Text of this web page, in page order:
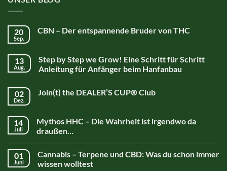
20
Sep.
CBN – Der entspannende Bruder von THC
13
Aug.
Step by Step we Grow! Eine Schritt für Schritt
Anleitung für Anfänger beim Hanfanbau
02
Dez.
Join(t) the DEALER’S CUP® Club
14
Juli
Mythos HHC – Die Wahrheit ist irgendwo da
draußen…
01
Juni
Cannabis – Terpene und CBD: Was du schon immer
wissen wolltest